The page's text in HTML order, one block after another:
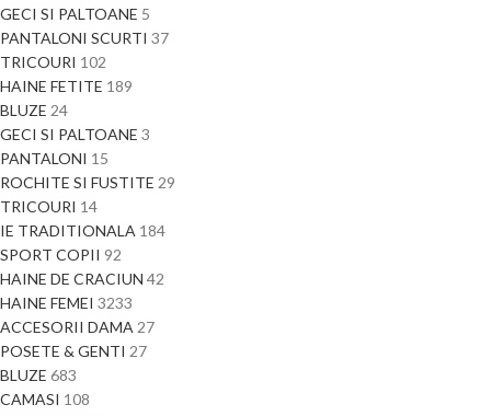
GECI SI PALTOANE 5
PANTALONI SCURTI 37
TRICOURI 102
HAINE FETITE 189
BLUZE 24
GECI SI PALTOANE 3
PANTALONI 15
ROCHITE SI FUSTITE 29
TRICOURI 14
IE TRADITIONALA 184
SPORT COPII 92
HAINE DE CRACIUN 42
HAINE FEMEI 3233
ACCESORII DAMA 27
POSETE & GENTI 27
BLUZE 683
CAMASI 108